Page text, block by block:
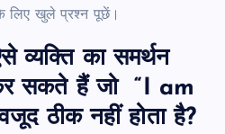
लिए खुले प्रश्न पूछें।
व्यक्ति का समर्थन
सकते हैं जो “I am
ठीक नहीं होता है?